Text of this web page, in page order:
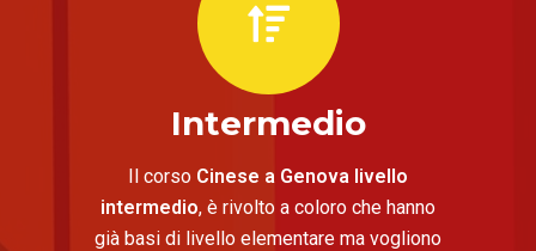
Intermedio
Il corso Cinese a Genova livello
intermedio, è rivolto a coloro che hanno
già basi di livello elementare ma vogliono